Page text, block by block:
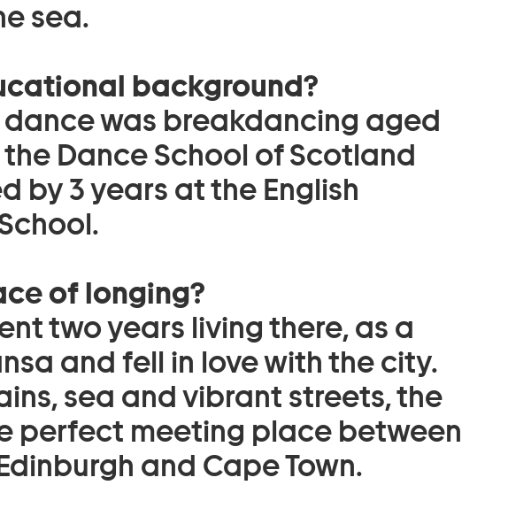
sea.
background?
was breakdancing aged
Dance School of Scotland
by 3 years at the English
of longing?
two years living there, as a
and fell in love with the city.
sea and vibrant streets, the
perfect meeting place between
and Cape Town.